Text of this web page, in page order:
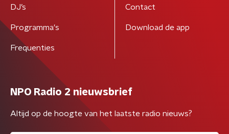
DJ’s
Programma's
Frequenties
Contact
Download de app
NPO Radio 2 nieuwsbrief
Altijd op de hoogte van het laatste radio nieuws?